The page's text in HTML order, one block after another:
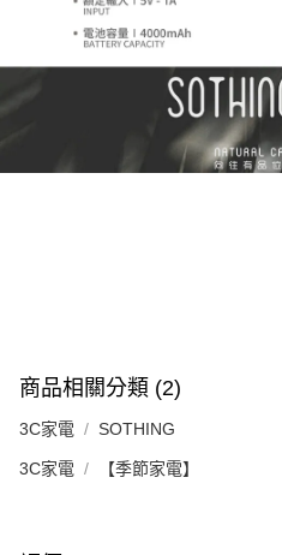
商品相關分類 (2)
3C家電 SOTHING
3C家電 【季節家電】